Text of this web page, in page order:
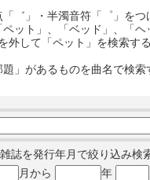
゛」・半濁音符「゜」を
ペット」、「ベッド」、「
外して「ペット」を検索
」があるものを曲名で検
誌を発行年月で絞り込み検
月から 年